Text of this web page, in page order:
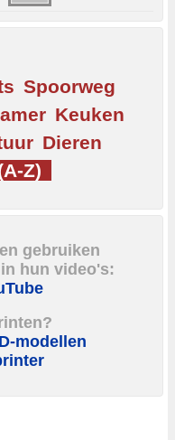
Spoorweg
Keuken
Dieren
Z)
gebruiken
hun video's:
modellen